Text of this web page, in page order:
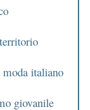
italiano
giovanile